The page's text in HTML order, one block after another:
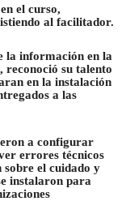
el curso,
al facilitador.
la información en la
reconoció su talento
en la instalación
a las
a configurar
errores técnicos
sobre el cuidado y
instalaron para